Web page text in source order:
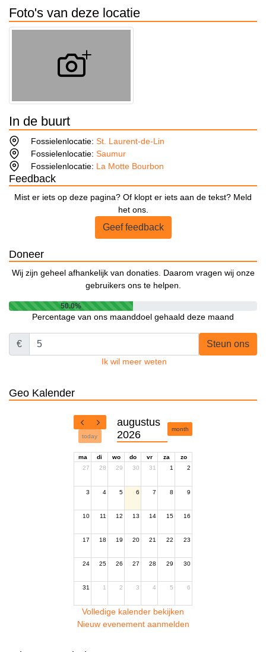
Foto's van deze locatie
In de buurt
Fossielenlocatie:St. Laurent-de-Lin
Fossielenlocatie:Saumur
Fossielenlocatie: La Motte Bourbon
Feedback
Mist er iets op deze pagina? Of klopt er iets aan de tekst? Meld
het ons.
Geef feedback
Doneer
Wij zijn geheel afhankelijk van donaties. Daarom vragen wij onze
gebruikers ons te helpen.
50.0%
Percentage van ons maanddoel gehaald deze maand
€ Steun ons
Ik wil meer weten
Geo Kalender
today
augustus
2026
month
ma di wo do vr za
zo
27
28 29 30 31 1 2
3 4 5 6 7 8 9
10 11 12 13 14 15 16
17 18 19 20 21 22 23
24 25 26 27 28 29 30
31 1 2 3 4 5 6
Volledige kalender bekijken
Nieuw evenement aanmelden